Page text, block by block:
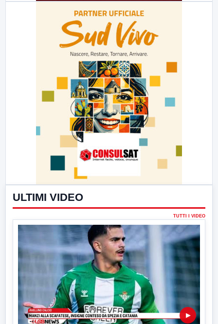
ULTIMI VIDEO
TUTTI I VIDEO
▶